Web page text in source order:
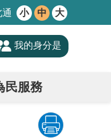
小 中 大
我的身分是
民服務